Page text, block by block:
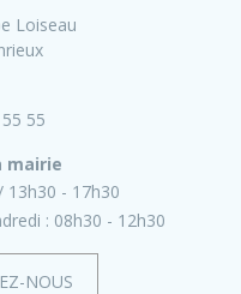
Loiseau
55
mairie
13h30 - 17h30
: 08h30 - 12h30
NOUS